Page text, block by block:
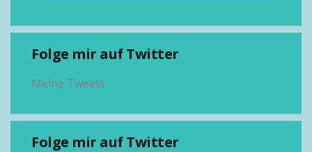
Folge mir auf Twitter
Meine Tweets
Folge mir auf Twitter